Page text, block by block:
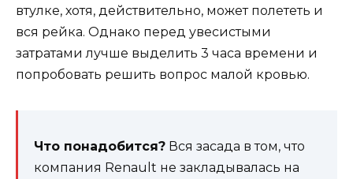
втулке, хотя, действительно, может полететь и
вся рейка. Однако перед увесистыми
затратами лучше выделить 3 часа времени и
попробовать решить вопрос малой кровью.
Что понадобится? Вся засада в том, что
компания Renault не закладывалась на